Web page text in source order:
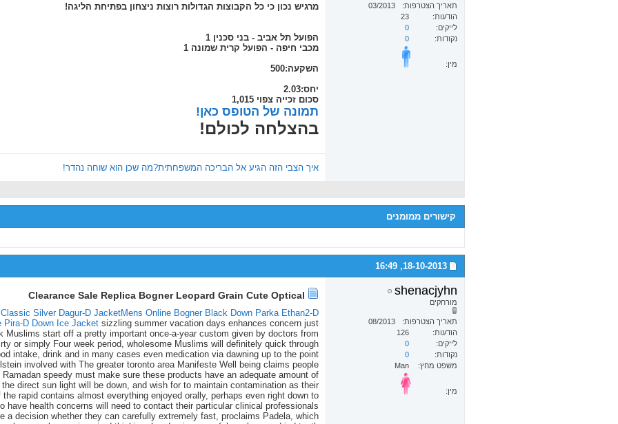
תאריך הצטרפות
03/2013
הודעות
23
לייקים
0
נקודות
0
מין:
מרגיש נכון כי כל הקבוצות הגדולות רוצות ניצחון בפתיחת הליגה!
הפועל תל אביב - בני סכנין 1
מכבי חיפה - הפועל קרית שמונה 1
השקעה:500
יחס:2.03
סכום זכייה צפוי 1,015
תמונה של הטופס כאן!
בהצלחה לכולם!
איך הצבי הזה הגיע אל הבריכה המשפחתית?מה שכן הוא שוחה נהדר!
קישורים ממומנים
18-10-2013,
16:49
shenacjyhn
מורחקים
תאריך הצטרפות
08/2013
הודעות
126
לייקים
0
נקודות
0
משפט מחץ
Man
מין:
Silver Dagur-D JacketMens Online Bogner Black Down Parka Ethan2-D
Pira-D Down Ice Jacket sizzling summer vacation days enhances concern just
Muslims start off a pretty important once-a-year custom given by doctors from
or simply Four week period, wholesome Muslims will definitely quick through
intake, drink and in many cases even medication via dawning up to the point
involved with The greater toronto area Manifeste Well being claims people
speedy must make sure these products have an adequate amount of
direct sun light will be down, and wish for to maintain contamination as their
rapid contains almost everything enjoyed orally, perhaps even right down to
have health concerns will need to contact their particular clinical professionals
a decision whether they can carefully extremely fast, proclaims Padela, which